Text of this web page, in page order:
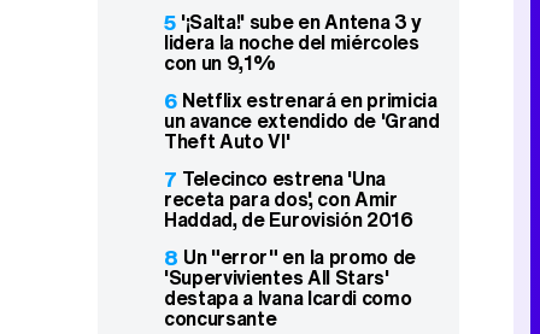
5 '¡Salta!' sube en Antena 3 y
lidera la noche del miércoles
con un 9,1%
6 Netflix estrenará en primicia
un avance extendido de 'Grand
Theft Auto VI'
7 Telecinco estrena 'Una
receta para dos', con Amir
Haddad, de Eurovisión 2016
8 Un "error" en la promo de
'Supervivientes All Stars'
destapa a Ivana Icardi como
concursante